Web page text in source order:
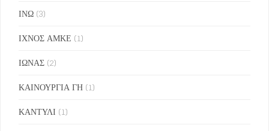
ΙΝΩ (3)
ΙΧΝΟΣ ΑΜΚΕ (1)
ΙΩΝΑΣ (2)
ΚΑΙΝΟΥΡΓΙΑ ΓΗ (1)
ΚΑΝΤΥΛΙ (1)